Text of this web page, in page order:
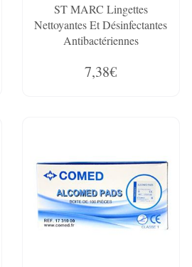
ST MARC Lingettes
Nettoyantes Et Désinfectantes
Antibactériennes
Extra-Larges
7,38€